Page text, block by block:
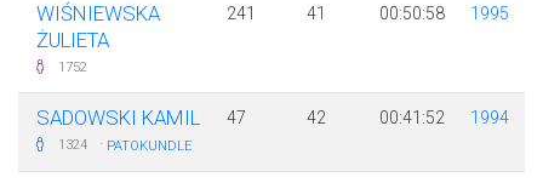
WIŚNIEWSKA
ŻULIETA
1752
241 41 00:50:58 1995
SADOWSKI KAMIL
1324 · PATOKUNDLE
47 42 00:41:52 1994